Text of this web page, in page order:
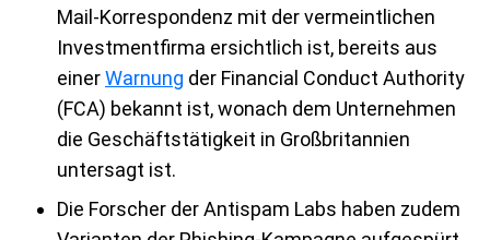
Mail-Korrespondenz mit der vermeintlichen
Investmentfirma ersichtlich ist, bereits aus
einerWarnung der Financial Conduct Authority
(FCA) bekannt ist, wonach dem Unternehmen
die Geschäftstätigkeit in Großbritannien
untersagt ist.
Die Forscher der Antispam Labs haben zudem